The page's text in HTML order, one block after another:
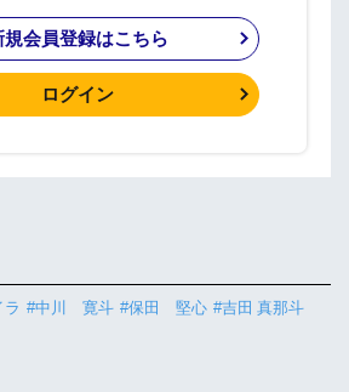
規会員登録はこちら
ログイン
#中川 寛斗 #保田 堅心 #吉田 真那斗